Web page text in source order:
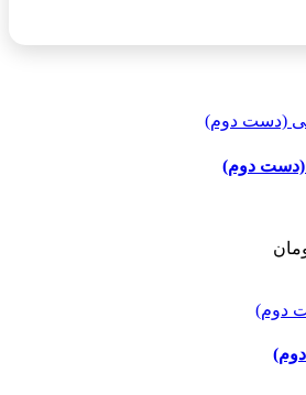
(دست دوم)